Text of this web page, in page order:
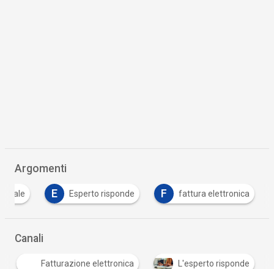
Argomenti
E Esperto risponde F fattura elettronica
Canali
Fatturazione elettronica L'esperto risponde